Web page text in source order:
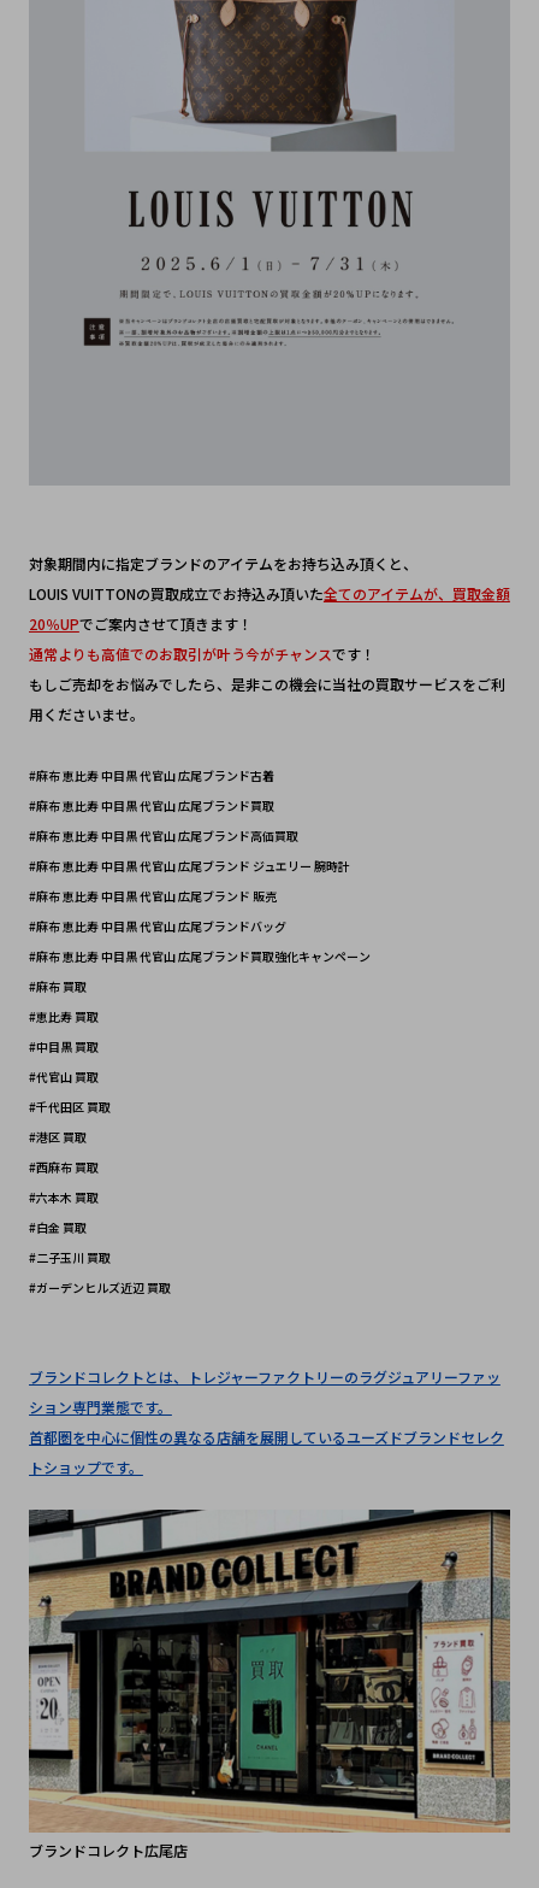
対象期間内に指定ブランドのアイテムをお持ち込み頂くと、
LOUIS VUITTONの買取成立でお持込み頂いた全てのアイテムが、買取金額
20％UPでご案内させて頂きます！
通常よりも高値でのお取引が叶う今がチャンスです！
もしご売却をお悩みでしたら、是非この機会に当社の買取サービスをご利
用くださいませ。
#麻布 恵比寿 中目黒 代官山 広尾ブランド古着
#麻布 恵比寿 中目黒 代官山 広尾ブランド買取
#麻布 恵比寿 中目黒 代官山 広尾ブランド高価買取
#麻布 恵比寿 中目黒 代官山 広尾ブランド ジュエリー 腕時計
#麻布 恵比寿 中目黒 代官山 広尾ブランド 販売
#麻布 恵比寿 中目黒 代官山 広尾ブランドバッグ
#麻布 恵比寿 中目黒 代官山 広尾ブランド買取強化キャンペーン
#麻布 買取
#恵比寿 買取
#中目黒 買取
#代官山 買取
#千代田区 買取
#港区 買取
#西麻布 買取
#六本木 買取
#白金 買取
#二子玉川 買取
#ガーデンヒルズ近辺 買取
ブランドコレクトとは、トレジャーファクトリーのラグジュアリーファッ
ション専門業態です。
首都圏を中心に個性の異なる店舗を展開しているユーズドブランドセレク
トショップです。
ブランドコレクト広尾店